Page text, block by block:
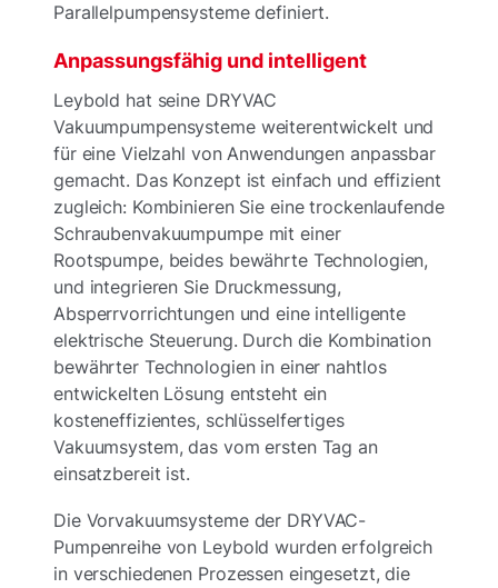
Parallelpumpensysteme definiert.
Anpassungsfähig und intelligent
Leybold hat seine DRYVAC
Vakuumpumpensysteme weiterentwickelt und
für eine Vielzahl von Anwendungen anpassbar
gemacht. Das Konzept ist einfach und effizient
zugleich: Kombinieren Sie eine trockenlaufende
Schraubenvakuumpumpe mit einer
Rootspumpe, beides bewährte Technologien,
und integrieren Sie Druckmessung,
Absperrvorrichtungen und eine intelligente
elektrische Steuerung. Durch die Kombination
bewährter Technologien in einer nahtlos
entwickelten Lösung entsteht ein
kosteneffizientes, schlüsselfertiges
Vakuumsystem, das vom ersten Tag an
einsatzbereit ist.
Die Vorvakuumsysteme der DRYVAC-
Pumpenreihe von Leybold wurden erfolgreich
in verschiedenen Prozessen eingesetzt, die